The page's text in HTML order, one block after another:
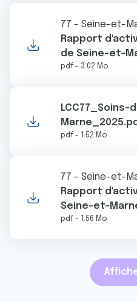
77 - Seine-et-
Rapport
de Seine-et-
pdf - 3.02 Mo
pdf - 1.52 Mo
77 - Seine-et-
Rapport
Seine-et-
pdf - 1.56 Mo